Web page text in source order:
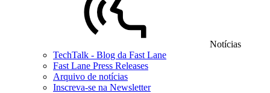
Notícias
TechTalk - Blog da Fast Lane
Fast Lane Press Releases
Arquivo de notícias
Inscreva-se na Newsletter